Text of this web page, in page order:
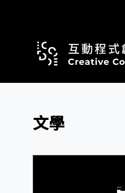
文學